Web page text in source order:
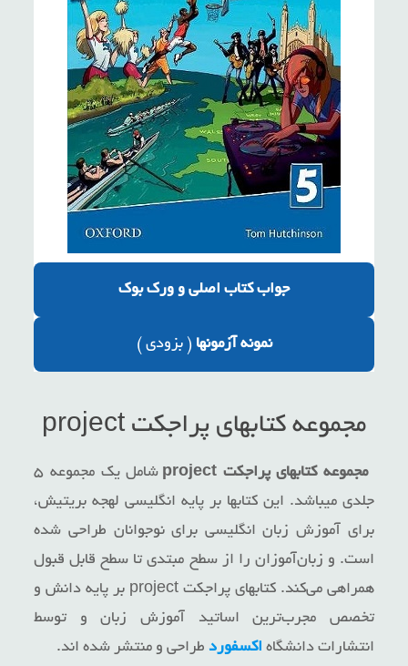
جواب کتاب اصلی و ورک بوک
نمونه آزمونها (بزودی )
مجموعه کتابهای پراجکت project
مجموعه کتابهای پراجکت project
شامل یک مجموعه ۵
جلدی میباشد. این کتابها بر پایه انگلیسی لهجه بریتیش،
برای آموزش زبان انگلیسی برای نوجوانان طراحی شده
است. و زبان‌آموزان را از سطح مبتدی تا سطح قابل قبول
همراهی می‌کند. کتابهای پراجکت project بر پایه دانش و
تخصص مجرب‌ترین اساتید آموزش زبان و توسط
انتشارات دانشگاه اکسفورد طراحی و منتشر شده اند.